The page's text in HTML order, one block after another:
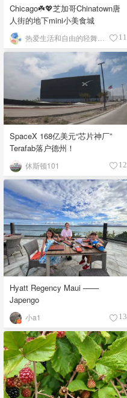
Chicago☘️💖芝加哥Chinatown唐
人街的地下mini小美食城
11
SpaceX 168亿美元“芯片神厂”
Terafab落户德州！
休斯顿101 12
Hyatt Regency Maui ——
Japengo
小a1 13